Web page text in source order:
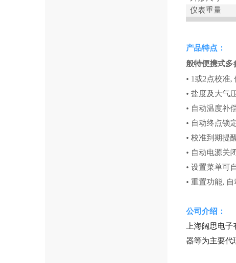
仪表重量
产品特点：
般特便携式多
• 1或2点校准,
• 盐度及大气
• 自动温度补
• 自动终点锁
• 校准到期提
• 自动电源关
• 设置菜单可
• 重置功能,
公司介绍：
上海阔思电
器等为主要代